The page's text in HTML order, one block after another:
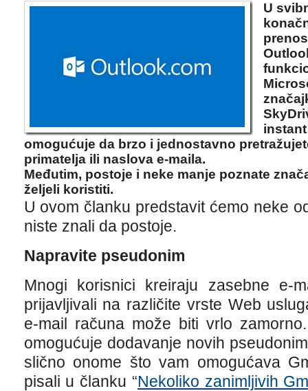
U
omogućuje da brzo i jednostavno
primatelja ili naslova e-maila.
Međutim, postoje i neke manje poznate
željeli koristiti.
U ovom članku predstavit ćemo neke
niste znali da postoje.
Napravite pseudonim
Mnogi korisnici kreiraju zasebne e-
prijavljivali na različite vrste Web
e-mail računa može biti vrlo
omogućuje dodavanje novih
slično onome što vam omogućava
pisali u članku “Nekoliko zanimljivih